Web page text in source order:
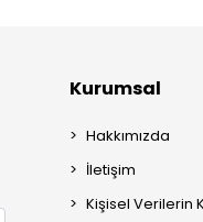
Kurumsal
Hakkımızda
İletişim
Kişisel Verilerin